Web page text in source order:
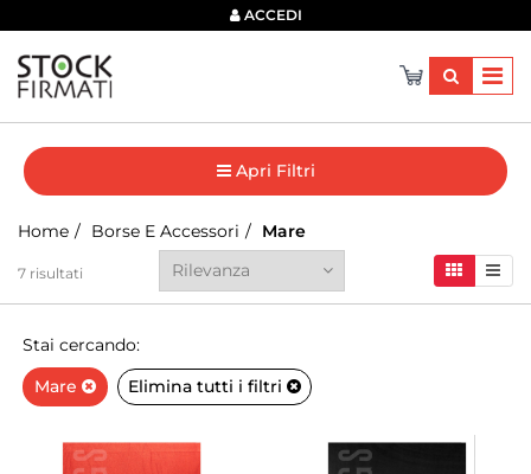
ACCEDI
Apri Filtri
Home Borse E Accessori Mare
7 risultati
Stai cercando:
Mare
Elimina tutti i filtri